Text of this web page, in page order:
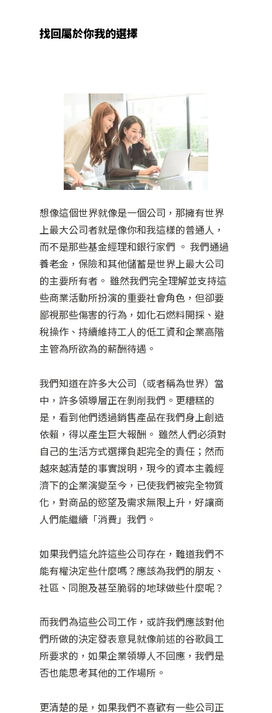
找回屬於你我的選擇
想像這個世界就像是一個公司，那擁有世界
上最大公司者就是像你和我這樣的普通人，
而不是那些基金經理和銀行家們 。 我們通過
養老金，保險和其他儲蓄是世界上最大公司
的主要所有者。 雖然我們完全理解並支持這
些商業活動所扮演的重要社會角色，但卻要
鄙視那些傷害的行為，如化石燃料開採、避
稅操作、持續維持工人的低工資和企業高階
主管為所欲為的薪酬待遇。
我們知道在許多大公司（或者稱為世界）當
中，許多領導層正在剝削我們。更糟糕的
是，看到他們透過銷售產品在我們身上創造
依賴，得以產生巨大報酬。 雖然人們必須對
自己的生活方式選擇負起完全的責任；然而
越來越清楚的事實說明，現今的資本主義經
濟下的企業演變至今，已使我們被完全物質
化，對商品的慾望及需求無限上升，好讓商
人們能繼續「消費」我們。
如果我們這允許這些公司存在，難道我們不
能有權決定些什麼嗎？應該為我們的朋友、
社區、同胞及甚至脆弱的地球做些什麼呢？
而我們為這些公司工作，或許我們應該對他
們所做的決定發表意見就像前述的谷歌員工
所要求的，如果企業領導人不回應，我們是
否也能思考其他的工作場所。
更清楚的是，如果我們不喜歡有一些公司正